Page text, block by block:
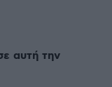
αυτή την